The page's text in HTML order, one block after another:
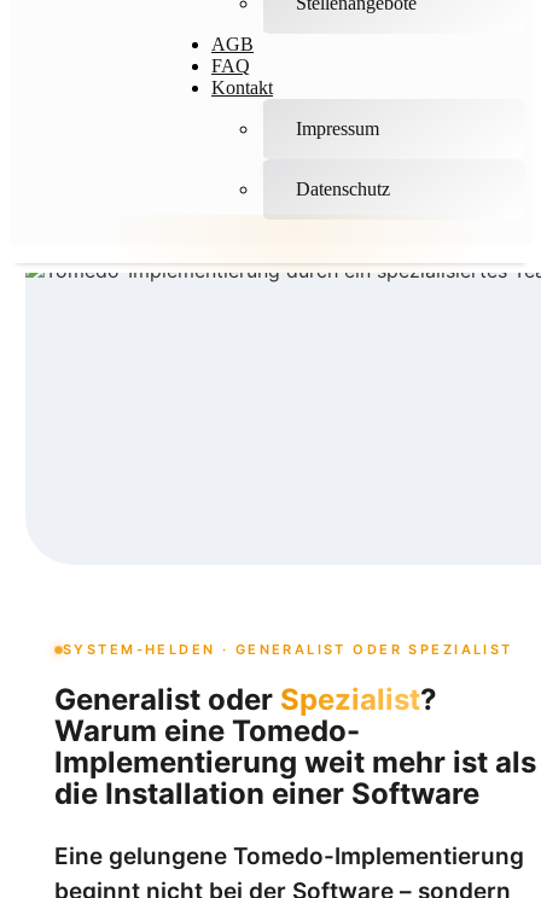
AGB
FAQ
Kontakt
Impressum
Datenschutz
SYSTEM-HELDEN · GENERALIST ODER SPEZIALIST
Generalist oder Spezialist?
Warum eine Tomedo-
Implementierung weit mehr ist als
die Installation einer Software
Eine gelungene Tomedo-Implementierung
beginnt nicht bei der Software – sondern